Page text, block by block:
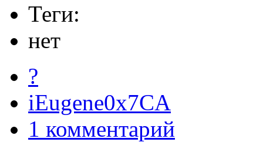
Теги:
нет
?
iEugene0x7CA
1 комментарий